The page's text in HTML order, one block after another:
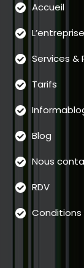
Accueil
L’entreprise
Services &
Tarifs
Blog
Nous
RDV